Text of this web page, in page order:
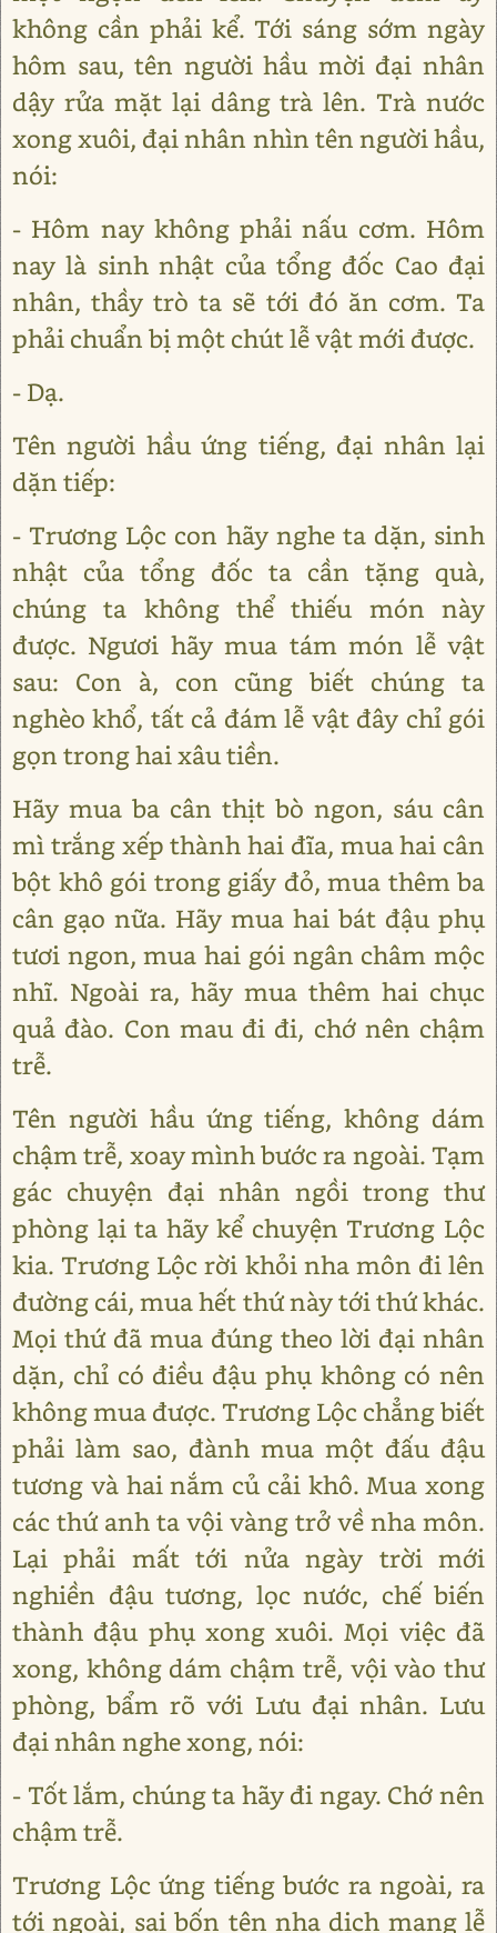
không cần phải kể. Tới sáng sớm ngày
hôm sau, tên người hầu mời đại nhân
dậy rửa mặt lại dâng trà lên. Trà nước
xong xuôi, đại nhân nhìn tên người hầu,
nói:
- Hôm nay không phải nấu cơm. Hôm
nay là sinh nhật của tổng đốc Cao đại
nhân, thầy trò ta sẽ tới đó ăn cơm. Ta
phải chuẩn bị một chút lễ vật mới được.
- Dạ.
Tên người hầu ứng tiếng, đại nhân lại
dặn tiếp:
- Trương Lộc con hãy nghe ta dặn, sinh
nhật của tổng đốc ta cần tặng quà,
chúng ta không thể thiếu món này
được. Ngươi hãy mua tám món lễ vật
sau: Con à, con cũng biết chúng ta
nghèo khổ, tất cả đám lễ vật đây chỉ gói
gọn trong hai xâu tiền.
Hãy mua ba cân thịt bò ngon, sáu cân
mì trắng xếp thành hai đĩa, mua hai cân
bột khô gói trong giấy đỏ, mua thêm ba
cân gạo nữa. Hãy mua hai bát đậu phụ
tươi ngon, mua hai gói ngân châm mộc
nhĩ. Ngoài ra, hãy mua thêm hai chục
quả đào. Con mau đi đi, chớ nên chậm
trễ.
Tên người hầu ứng tiếng, không dám
chậm trễ, xoay mình bước ra ngoài. Tạm
gác chuyện đại nhân ngồi trong thư
phòng lại ta hãy kể chuyện Trương Lộc
kia. Trương Lộc rời khỏi nha môn đi lên
đường cái, mua hết thứ này tới thứ khác.
Mọi thứ đã mua đúng theo lời đại nhân
dặn, chỉ có điều đậu phụ không có nên
không mua được. Trương Lộc chẳng biết
phải làm sao, đành mua một đấu đậu
tương và hai nắm củ cải khô. Mua xong
các thứ anh ta vội vàng trở về nha môn.
Lại phải mất tới nửa ngày trời mới
nghiền đậu tương, lọc nước, chế biến
thành đậu phụ xong xuôi. Mọi việc đã
xong, không dám chậm trễ, vội vào thư
phòng, bẩm rõ với Lưu đại nhân. Lưu
đại nhân nghe xong, nói:
- Tốt lắm, chúng ta hãy đi ngay. Chớ nên
chậm trễ.
Trương Lộc ứng tiếng bước ra ngoài, ra
tới ngoài, sai bốn tên nha dịch mang lễ